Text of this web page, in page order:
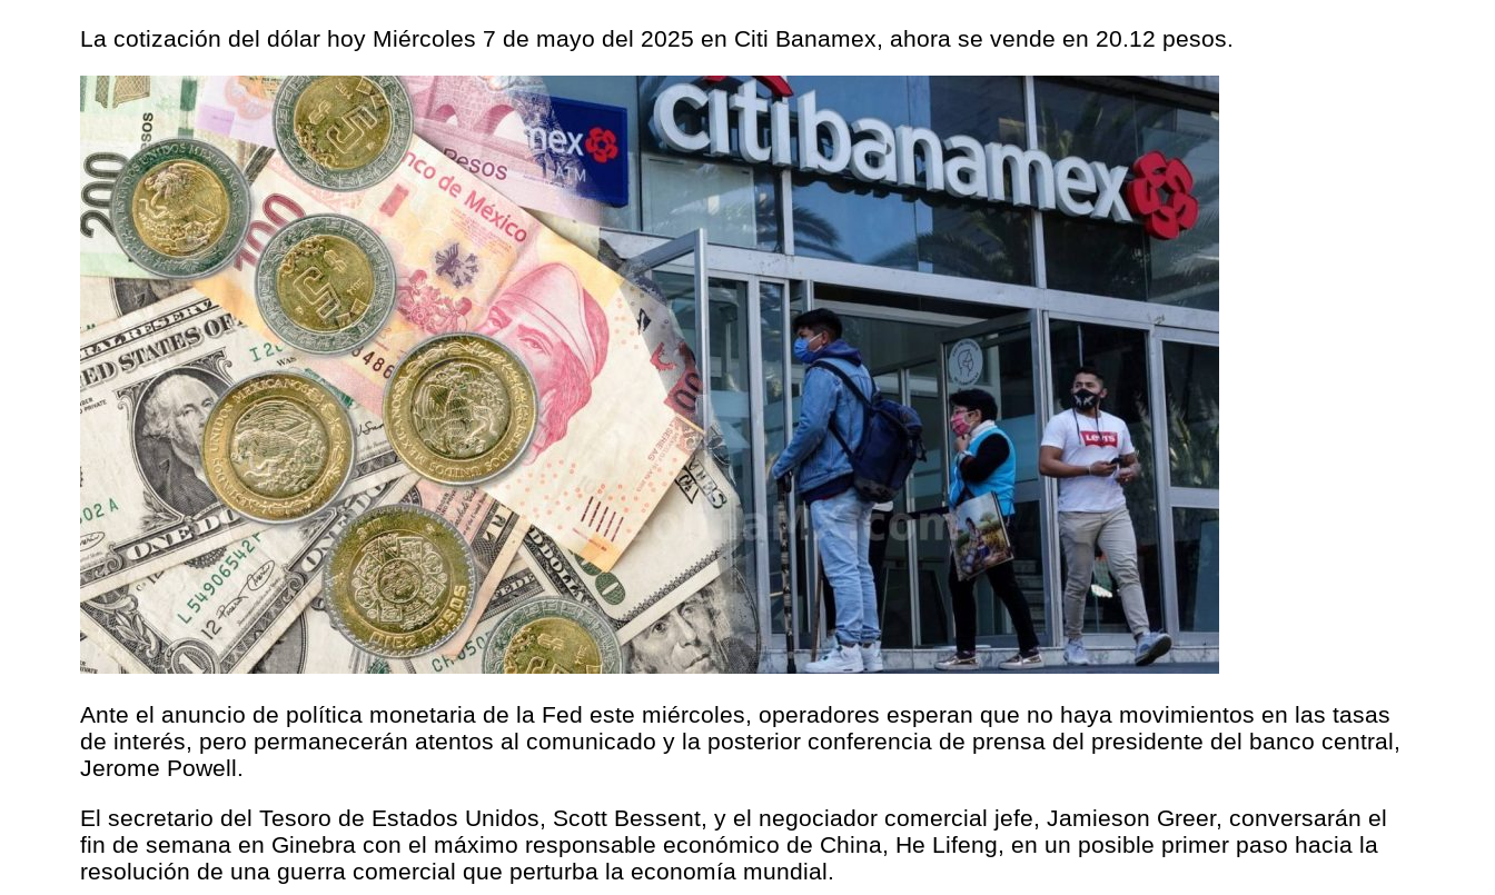
La cotización del dólar hoy Miércoles 7 de mayo del 2025 en Citi Banamex, ahora se vende en 20.12 pesos.
Ante el anuncio de política monetaria de la Fed este miércoles, operadores esperan que no haya movimientos en las tasas
de interés, pero permanecerán atentos al comunicado y la posterior conferencia de prensa del presidente del banco central,
Jerome Powell.
El secretario del Tesoro de Estados Unidos, Scott Bessent, y el negociador comercial jefe, Jamieson Greer, conversarán el
fin de semana en Ginebra con el máximo responsable económico de China, He Lifeng, en un posible primer paso hacia la
resolución de una guerra comercial que perturba la economía mundial.